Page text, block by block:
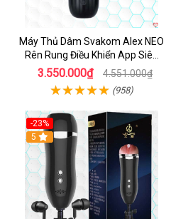
Máy Thủ Dâm Svakom Alex NEO
Rên Rung Điều Khiển App Siêu
Phê
3.550.000₫ 4.551.000₫
(958)
-23%
5